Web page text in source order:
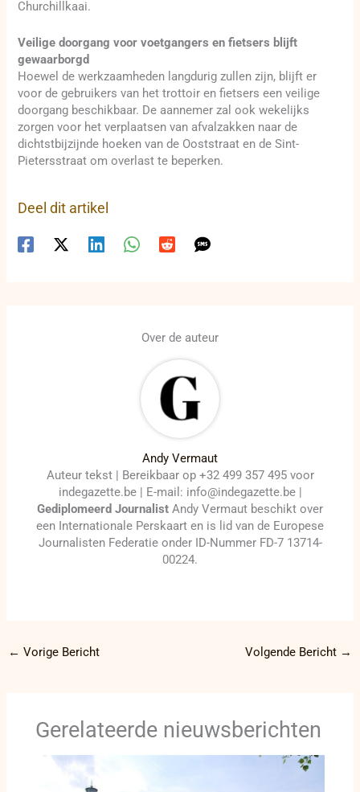
Churchillkaai.
Veilige doorgang voor voetgangers en fietsers blijft
gewaarborgd
Hoewel de werkzaamheden langdurig zullen zijn, blijft er
voor de gebruikers van het trottoir en fietsers een veilige
doorgang beschikbaar. De aannemer zal ook wekelijks
zorgen voor het verplaatsen van afvalzakken naar de
dichtstbijzijnde hoeken van de Ooststraat en de Sint-
Pietersstraat om overlast te beperken.
Deel dit artikel
Over de auteur
Andy Vermaut
Auteur tekst | Bereikbaar op +32 499 357 495 voor
indegazette.be | E-mail: info@indegazette.be |
Gediplomeerd Journalist Andy Vermaut beschikt over
een Internationale Perskaart en is lid van de Europese
Journalisten Federatie onder ID-Nummer FD-7 13714-
00224.
← Vorige Bericht Volgende Bericht →
Gerelateerde nieuwsberichten